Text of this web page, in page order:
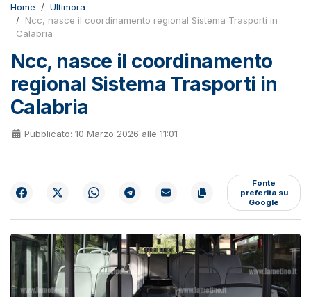
Home
Ultimora
Ncc, nasce il coordinamento regional Sistema Trasporti in
Calabria
Ncc, nasce il coordinamento
regional Sistema Trasporti in
Calabria
Pubblicato: 10 Marzo 2026 alle 11:01
Fonte
preferita su
Google